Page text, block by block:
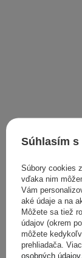
Torriden -
Súhlasím
Súbory cookies
vďaka nim
Vám
aké údaje a na
Môžete sa tiež
údajov (okrem
môžete
prehliadača.
osobných údajov.